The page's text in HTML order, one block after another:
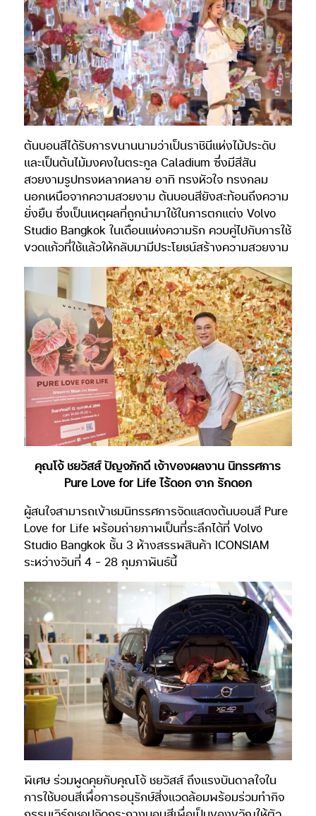
ต้นบอนสีได้รับการขนานนามว่าเป็นราชินีแห่งไม้ประดับ
และเป็นต้นไม้มงคงในตระกูล Caladium ซึ่งมีสีสัน
สวยงามรูปทรงหลากหลาย อาทิ ทรงหัวใจ ทรงกลม
นอกเหนือจากความสวยงาม ต้นบอนสียังสะท้อนถึงความ
ยั่งยืน ซึ่งเป็นเหตุผลที่ถูกนำมาใช้ในการตกแต่ง Volvo
Studio Bangkok ในเดือนแห่งความรัก ควบคู่ไปกับการใช้
ขวดแก้วที่ใช้แล้วให้กลับมามีประโยชน์สร้างความสวยงาม
คุณโจ้ ชยวัสส์ ปัญจภักดี เจ้าของผลงาน นิทรรศการ
Pure Love for Life ไร้ดอก จาก รักดอก
ผู้สนใจสามารถเข้าชมนิทรรศการจัดแสดงต้นบอนสี Pure
Love for Life พร้อมถ่ายภาพเป็นที่ระลึกได้ที่ Volvo
Studio Bangkok ชั้น 3 ห้างสรรพสินค้า ICONSIAM
ระหว่างวันที่ 4 – 28 กุมภาพันธ์นี้
พิเศษ ร่วมพูดคุยกับคุณโจ้ ชยวัสส์ ถึงแรงบันดาลใจใน
การใช้บอนสีเพื่อการอนุรักษ์สิ่งแวดล้อมพร้อมร่วมทำกิจ